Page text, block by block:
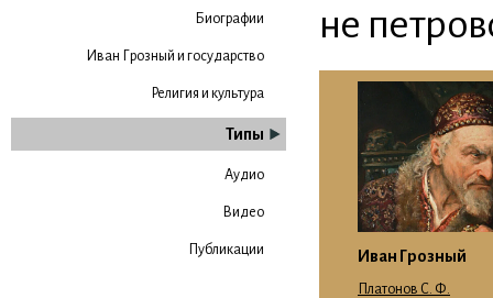
Биографии
Иван Грозный и государство
Религия и культура
Типы
Аудио
Видео
Публикации
не
Иван Грозный
Платонов С. Ф.